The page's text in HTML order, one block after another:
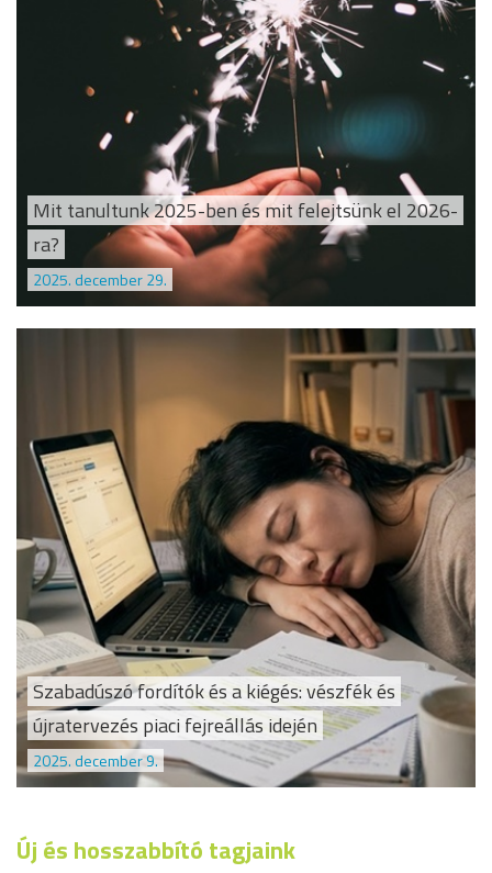
Mit tanultunk 2025-ben és mit felejtsünk el 2026-
ra?
2025. december 29.
Szabadúszó fordítók és a kiégés: vészfék és
újratervezés piaci fejreállás idején
2025. december 9.
Új és hosszabbító tagjaink